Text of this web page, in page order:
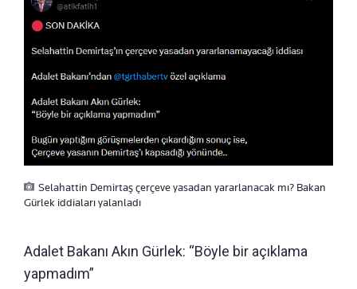
Selahattin Demirtaş çerçeve yasadan yararlanacak mı? Bakan
Gürlek iddiaları yalanladı
Adalet Bakanı Akın Gürlek: “Böyle bir açıklama
yapmadım”